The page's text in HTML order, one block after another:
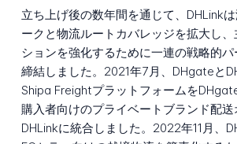
立ち上げ後の数年間を通じて、DHLink
ークと物流ルートカバレッジを拡大し
ションを強化するために一連の戦略的
締結しました。2021年7月、DHgateと
Shipa Freightプラットフォームを
購入者向けのプライベートブランド配
DHLinkに統合しました。2022年11月、